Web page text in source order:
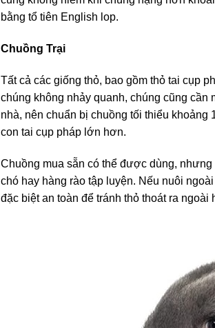
bằng tổ tiên English lop.
Chuồng Trại
Tất cả các giống thỏ, bao gồm thỏ tai cụp
chúng không nhảy quanh, chúng cũng cần
nhà, nên chuẩn bị chuồng tối thiểu
con tai cụp pháp lớn hơn.
Chuồng mua sẵn có thể được dùng,
chó hay hàng rào tập luyện. Nếu nuôi
đặc biệt an toàn để tránh thỏ thoát ra